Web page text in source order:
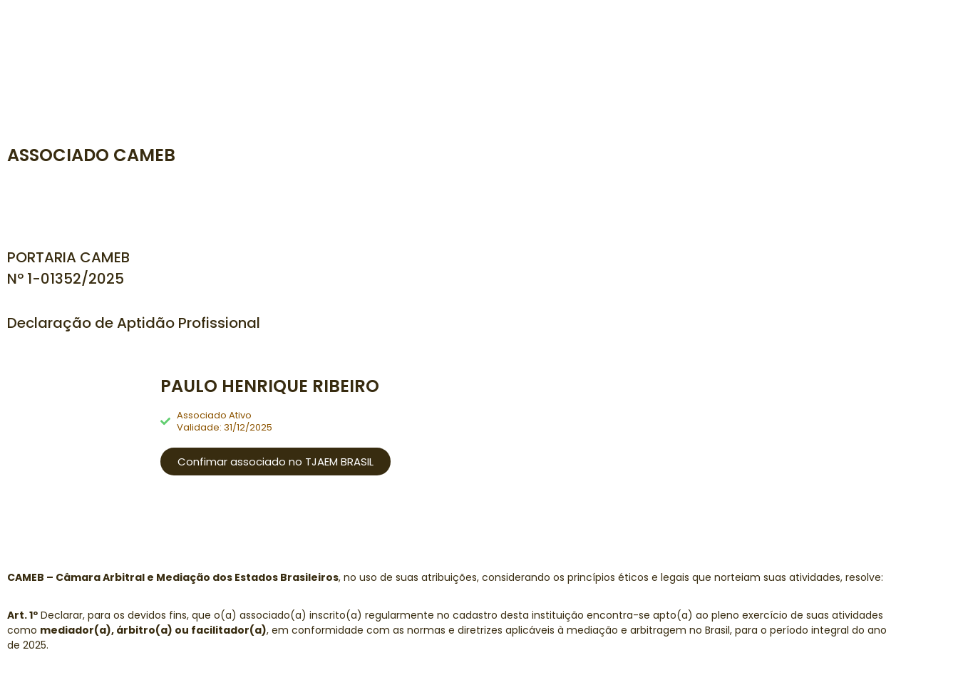
ASSOCIADO CAMEB
PORTARIA CAMEB
Nº 1-01352/2025
Declaração de Aptidão Profissional
PAULO HENRIQUE RIBEIRO
Associado Ativo
Validade: 31/12/2025
Confimar associado no TJAEM BRASIL
CAMEB – Câmara Arbitral e Mediação dos Estados Brasileiros, no uso de suas atribuições, considerando os princípios éticos e legais que norteiam suas atividades, resolve:
Art. 1º Declarar, para os devidos fins, que o(a) associado(a) inscrito(a) regularmente no cadastro desta instituição encontra-se apto(a) ao pleno exercício de suas atividades
como mediador(a), árbitro(a) ou facilitador(a), em conformidade com as normas e diretrizes aplicáveis à mediação e arbitragem no Brasil, para o período integral do ano
de 2025.